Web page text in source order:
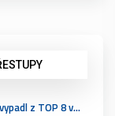
z TOP 8 v…